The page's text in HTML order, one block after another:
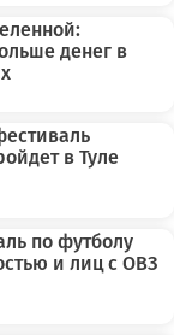
денег в
в Туле
по футболу
и лиц с ОВЗ